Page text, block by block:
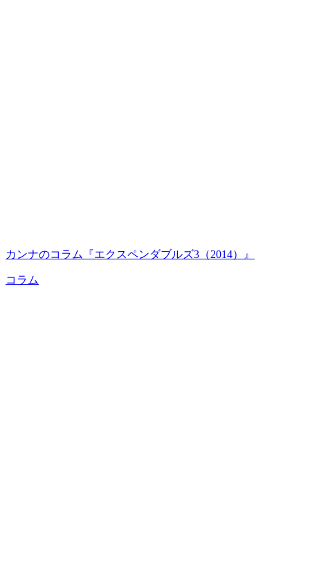
カンナのコラム『エクスペンダブルズ3（2014）』
コラム